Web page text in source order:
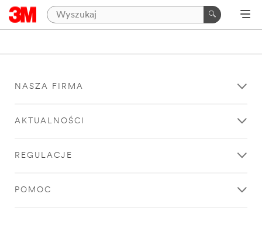
NASZA FIRMA
AKTUALNOŚCI
REGULACJE
POMOC